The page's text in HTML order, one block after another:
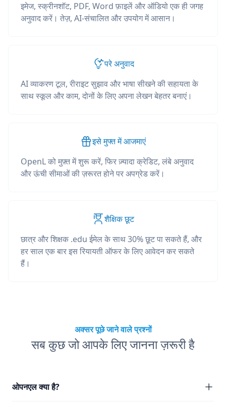
इमेज, स्क्रीनशॉट, PDF, Word फ़ाइलें और ऑडियो एक ही जगह
अनुवाद करें। तेज़, AI-संचालित और उपयोग में आसान।
परे अनुवाद
AI व्याकरण टूल, रीराइट सुझाव और भाषा सीखने की सहायता के
साथ स्कूल और काम, दोनों के लिए अपना लेखन बेहतर बनाएं।
इसे मुफ्त में आजमाएं
OpenL को मुफ़्त में शुरू करें, फिर ज़्यादा क्रेडिट, लंबे अनुवाद
और ऊंची सीमाओं की ज़रूरत होने पर अपग्रेड करें।
शैक्षिक छूट
छात्र और शिक्षक .edu ईमेल के साथ 30% छूट पा सकते हैं, और
हर साल एक बार इस रियायती ऑफर के लिए आवेदन कर सकते
हैं।
अक्सर पूछे जाने वाले प्रश्नों
सब कुछ जो आपके लिए जानना ज़रूरी है
ओपनएल क्या है?